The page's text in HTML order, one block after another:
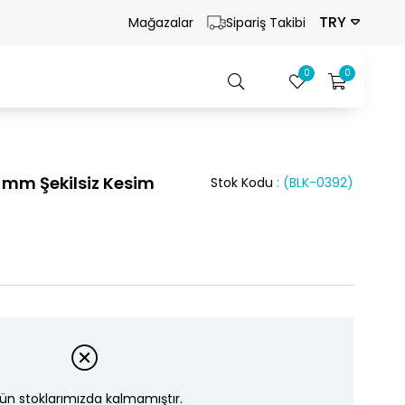
Mağazalar Sipariş Takibi TRY
0
0
Şekilsiz Kesim (BLK-0392)
Stok Kodu
stoklarımızda kalmamıştır.